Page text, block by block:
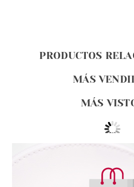
PRODUCTOS
MÁS
MÁS